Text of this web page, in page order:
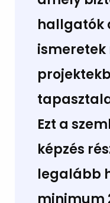
hallgatók
Ezt a
képzés
legalább